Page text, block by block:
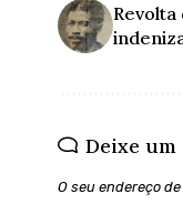
Revolta
Deixe
O seu endereço